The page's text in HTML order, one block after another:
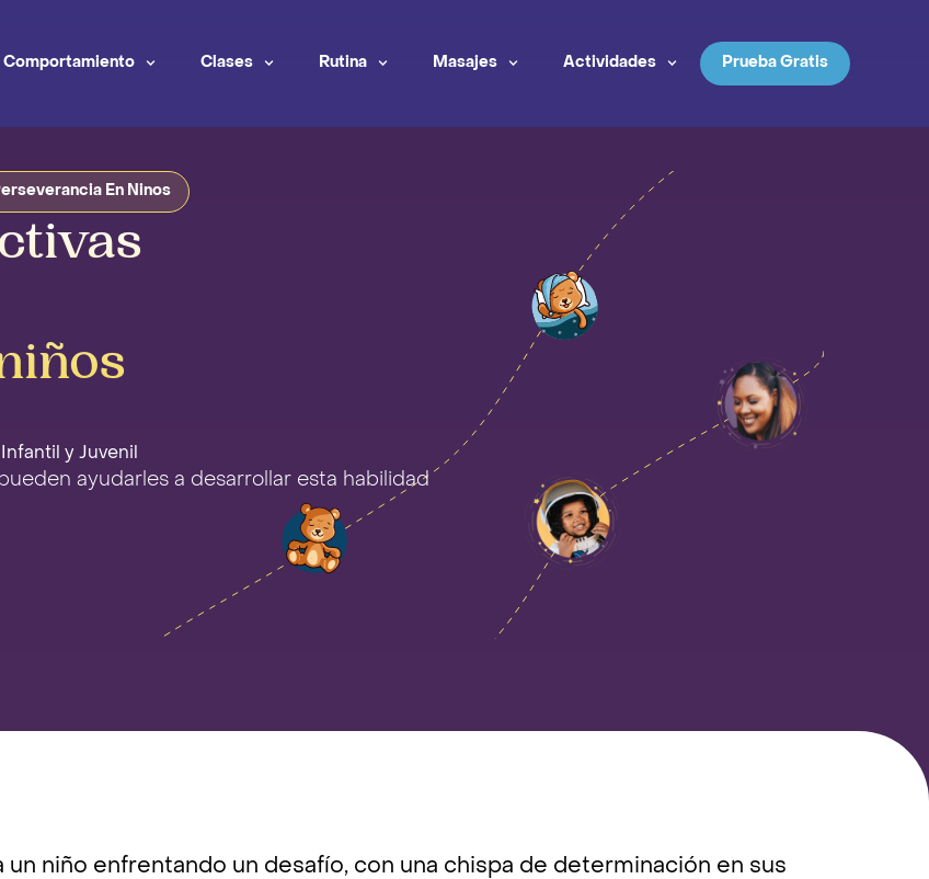
Comportamiento Clases Rutina Masajes Actividades Prueba Gratis
En Ninos
y Juvenil
ayudarles a desarrollar esta habilidad
un niño enfrentando un desafío, con una chispa de determinación en sus